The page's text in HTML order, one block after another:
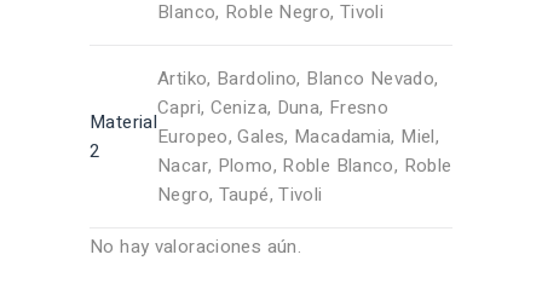
Blanco, Roble Negro, Tivoli
Material
2
Artiko, Bardolino, Blanco Nevado,
Capri, Ceniza, Duna, Fresno
Europeo, Gales, Macadamia, Miel,
Nacar, Plomo, Roble Blanco, Roble
Negro, Taupé, Tivoli
No hay valoraciones aún.